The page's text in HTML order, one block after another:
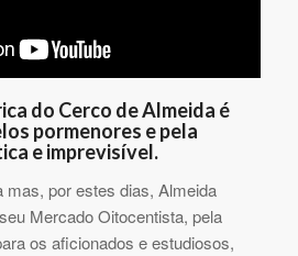
do Cerco de Almeida é
pormenores e pela
e imprevisível.
mas, por estes dias, Almeida
Mercado Oitocentista, pela
os aficionados e estudiosos,